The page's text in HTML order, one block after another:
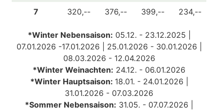
7
320,-- 376,-- 399,-- 234,--
*Winter Nebensaison: 05.12. - 23.12.2025 |
07.01.2026 -17.01.2026 | 25.01.2026 - 30.01.2026 |
08.03.2026 - 12.04.2026
*Winter Weinachten: 24.12. - 06.01.2026
*Winter Hauptsaison: 18.01. - 24.01.2026 |
31.01.2026 - 07.03.2026
*Sommer Nebensaison: 31.05. - 07.07.2026 |